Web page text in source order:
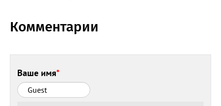
Комментарии
Ваше имя*